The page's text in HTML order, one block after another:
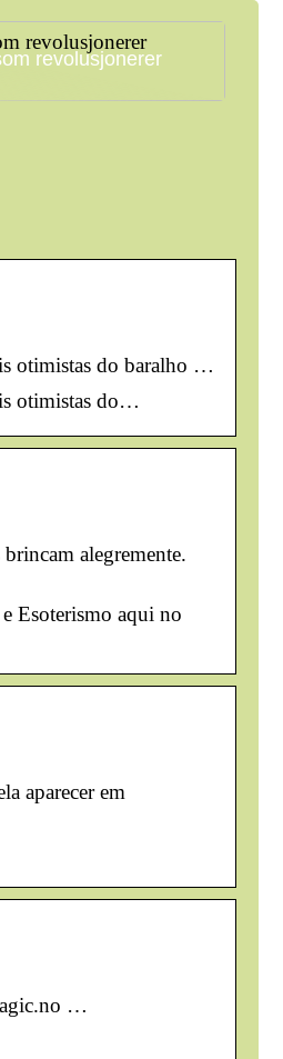
revolusjonerer
otimistas do baralho …
otimistas do…
alegremente.
Esoterismo aqui no
aparecer em
…